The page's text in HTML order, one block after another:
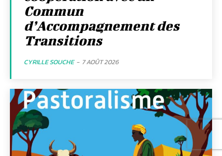
Commun
d’Accompagnement des
Transitions
CYRILLE SOUCHE - 7 AOÛT 2026